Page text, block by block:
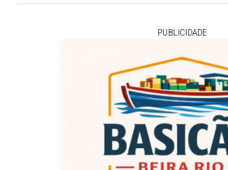
PUBLICIDADE